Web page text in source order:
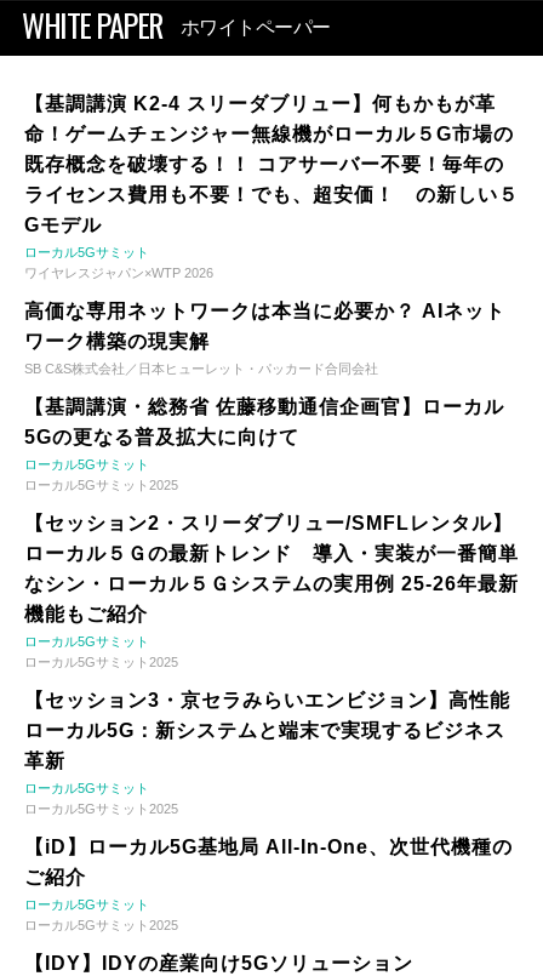
WHITE PAPER ホワイトペーパー
【基調講演 K2-4 スリーダブリュー】何もかもが革
命！ゲームチェンジャー無線機がローカル５G市場の
既存概念を破壊する！！ コアサーバー不要！毎年の
ライセンス費用も不要！でも、超安価！ の新しい５
Gモデル
ローカル5Gサミット
ワイヤレスジャパン×WTP 2026
高価な専用ネットワークは本当に必要か？ AIネット
ワーク構築の現実解
SB C&S株式会社／日本ヒューレット・パッカード合同会社
【基調講演・総務省 佐藤移動通信企画官】ローカル
5Gの更なる普及拡大に向けて
ローカル5Gサミット
ローカル5Gサミット2025
【セッション2・スリーダブリュー/SMFLレンタル】
ローカル５Ｇの最新トレンド 導入・実装が一番簡単
なシン・ローカル５Ｇシステムの実用例 25-26年最新
機能もご紹介
ローカル5Gサミット
ローカル5Gサミット2025
【セッション3・京セラみらいエンビジョン】高性能
ローカル5G：新システムと端末で実現するビジネス
革新
ローカル5Gサミット
ローカル5Gサミット2025
【iD】ローカル5G基地局 All-In-One、次世代機種の
ご紹介
ローカル5Gサミット
ローカル5Gサミット2025
【IDY】IDYの産業向け5Gソリューション